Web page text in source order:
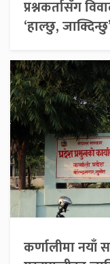
प्रश्नकर्तासँग
‘हाल्छु,
कर्णालीमा नयाँ